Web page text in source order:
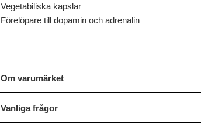
Vegetabiliska kapslar
Förelöpare till dopamin och adrenalin
Om varumärket
Vanliga frågor